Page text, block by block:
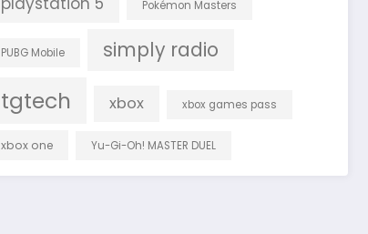
Pokémon Masters
PUBG Mobile simply radio
tgtech xbox xbox games pass
xbox one Yu-Gi-Oh! MASTER DUEL